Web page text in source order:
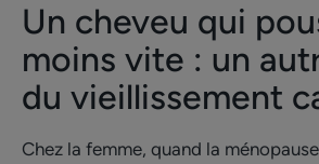
Un cheveu qui
moins vite : un
du vieillissement
Chez la femme, quand la